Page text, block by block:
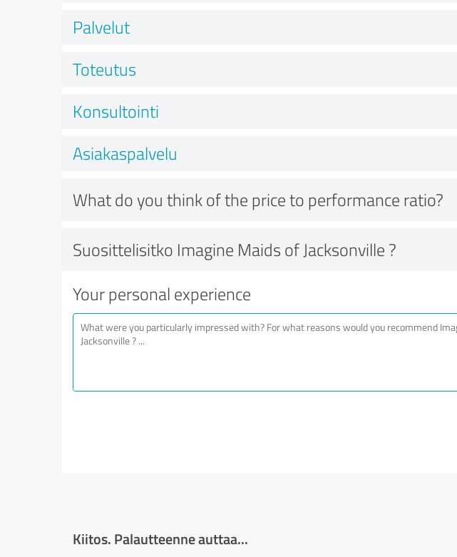
Palvelut
Toteutus
Konsultointi
Asiakaspalvelu
What do you think of the price to performance ratio?
Suosittelisitko Imagine Maids of Jacksonville ?
Your personal experience
Kiitos. Palautteenne auttaa...